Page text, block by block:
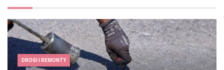
DROGI I REMONTY